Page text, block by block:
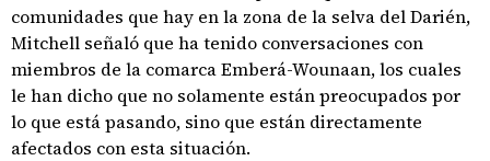
comunidades que hay en la zona de la selva del Darién,
Mitchell señaló que ha tenido conversaciones con
miembros de la comarca Emberá-Wounaan, los cuales
le han dicho que no solamente están preocupados por
lo que está pasando, sino que están directamente
afectados con esta situación.